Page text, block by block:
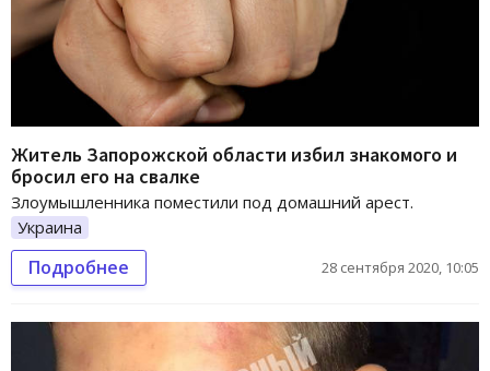
Житель Запорожской области избил знакомого и
бросил его на свалке
Злоумышленника поместили под домашний арест.
Украина
Подробнее 28 сентября 2020, 10:05